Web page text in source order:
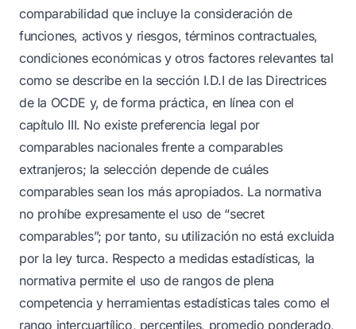
comparabilidad que incluye la consideración de
funciones, activos y riesgos, términos contractuales,
condiciones económicas y otros factores relevantes tal
como se describe en la sección I.D.I de las Directrices
de la OCDE y, de forma práctica, en línea con el
capítulo III. No existe preferencia legal por
comparables nacionales frente a comparables
extranjeros; la selección depende de cuáles
comparables sean los más apropiados. La normativa
no prohíbe expresamente el uso de “secret
comparables”; por tanto, su utilización no está excluida
por la ley turca. Respecto a medidas estadísticas, la
normativa permite el uso de rangos de plena
competencia y herramientas estadísticas tales como el
rango intercuartílico, percentiles, promedio ponderado,